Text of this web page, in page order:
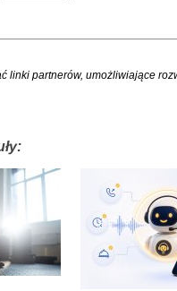
linki partnerów, umożliwiające